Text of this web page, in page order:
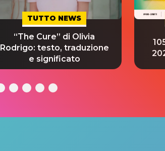
TUTTO NEWS
“The Cure” di Olivia
Rodrigo: testo, traduzione
e significato